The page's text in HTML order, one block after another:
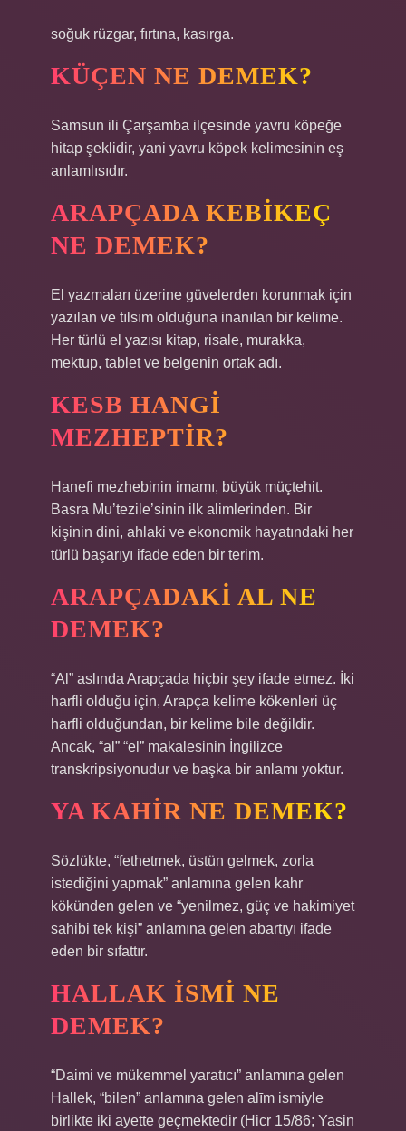
soğuk rüzgar, fırtına, kasırga.
KÜÇEN NE DEMEK?
Samsun ili Çarşamba ilçesinde yavru köpeğe
hitap şeklidir, yani yavru köpek kelimesinin eş
anlamlısıdır.
ARAPÇADA KEBIKEÇ
NE DEMEK?
El yazmaları üzerine güvelerden korunmak için
yazılan ve tılsım olduğuna inanılan bir kelime.
Her türlü el yazısı kitap, risale, murakka,
mektup, tablet ve belgenin ortak adı.
KESB HANGI
MEZHEPTIR?
Hanefi mezhebinin imamı, büyük müçtehit.
Basra Mu’tezile’sinin ilk alimlerinden. Bir
kişinin dini, ahlaki ve ekonomik hayatındaki her
türlü başarıyı ifade eden bir terim.
ARAPÇADAKI AL NE
DEMEK?
“Al” aslında Arapçada hiçbir şey ifade etmez. İki
harfli olduğu için, Arapça kelime kökenleri üç
harfli olduğundan, bir kelime bile değildir.
Ancak, “al” “el” makalesinin İngilizce
transkripsiyonudur ve başka bir anlamı yoktur.
YA KAHIR NE DEMEK?
Sözlükte, “fethetmek, üstün gelmek, zorla
istediğini yapmak” anlamına gelen kahr
kökünden gelen ve “yenilmez, güç ve hakimiyet
sahibi tek kişi” anlamına gelen abartıyı ifade
eden bir sıfattır.
HALLAK ISMI NE
DEMEK?
“Daimi ve mükemmel yaratıcı” anlamına gelen
Hallek, “bilen” anlamına gelen alīm ismiyle
birlikte iki ayette geçmektedir (Hicr 15/86; Yasin